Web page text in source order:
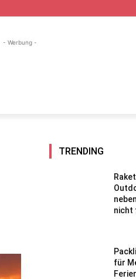
- Werbung -
TRENDING
nicht
für